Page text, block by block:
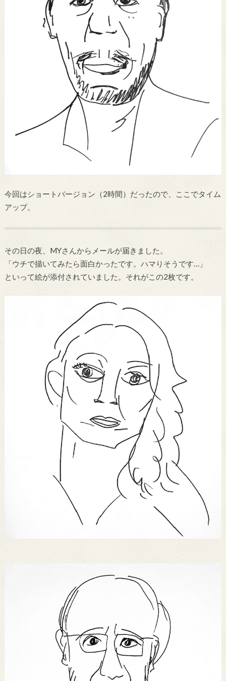
今回はショートバージョン（2時間）だったので、ここでタイム
アップ。
その日の夜、MYさんからメールが届きました。
「ウチで描いてみたら面白かったです。ハマりそうです…」
といって絵が添付されていました。それがこの2枚です。